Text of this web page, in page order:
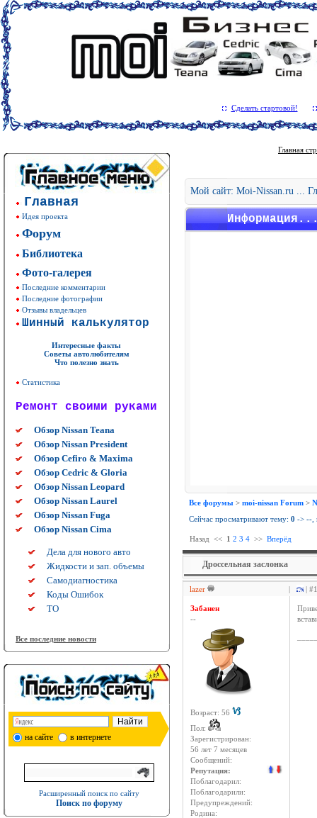
Сделать стартовой!
Главная
Идея проекта
Форум
Библиотека
Фото-галерея
Последние комментарии
Последние фотографии
Отзывы владельцев
Шинный калькулятор
Интересные факты
Советы автолюбителям
Что полезно знать
Статистика
Ремонт своими руками
Обзор Nissan Teana
Обзор Nissan President
Обзор Cefiro & Maxima
Обзор Cedric & Gloria
Обзор Nissan Leopard
Обзор Nissan Laurel
Обзор Nissan Fuga
Обзор Nissan Cima
Дела для нового авто
Жидкости и зап. объемы
Самодиагностика
Коды Ошибок
ТО
Все последние новости
на сайте в интернете
Расширенный поиск по сайту
Поиск по форуму
Главная
Мой сайт: Moi-Nissan.ru ...
Все форумы > moi-nissan Forum >
Сейчас просматривают тему: 0 -> --
Назад << 1 2 3 4 >> Вперёд
Дроссельная заслонка
lazer | |
Забанен
--
Возраст: 56
Пол:
Зарегистрирован:
56 лет 7 месяцев
Сообщений:
Репутация:
Поблагодарил:
Поблагодарили:
Предупреждений:
Родина: